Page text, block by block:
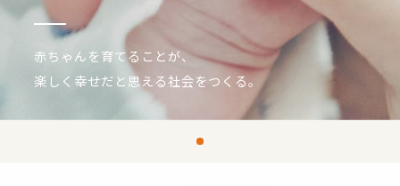
赤ちゃんを育てることが、
楽しく幸せだと思える社会をつくる。